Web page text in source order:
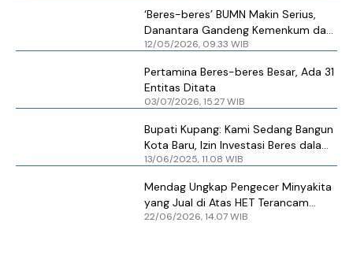
‘Beres-beres’ BUMN Makin Serius,
Danantara Gandeng Kemenkum dan
Kejagung
12/05/2026, 09.33 WIB
Pertamina Beres-beres Besar, Ada 31
Entitas Ditata
03/07/2026, 15.27 WIB
Bupati Kupang: Kami Sedang Bangun
Kota Baru, Izin Investasi Beres dalam
Seminggu
13/06/2025, 11.08 WIB
Mendag Ungkap Pengecer Minyakita
yang Jual di Atas HET Terancam
Dikeluarkan dari Kemitraan
22/06/2026, 14.07 WIB